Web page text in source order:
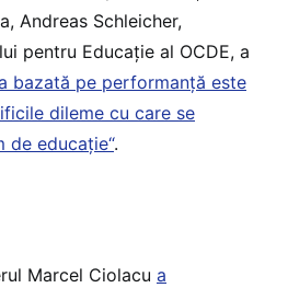
Andreas Schleicher,
pentru Educație al OCDE, a
bazată pe performanță este
dileme cu care se
de educație“.
Marcel Ciolacu a